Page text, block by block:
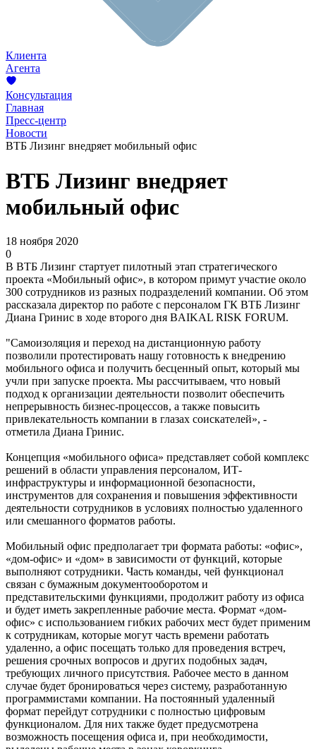
Клиента
Агента
Консультация
Главная
Пресс-центр
Новости
ВТБ Лизинг внедряет мобильный офис
ВТБ Лизинг внедряет
мобильный офис
18 ноября 2020
0
В ВТБ Лизинг стартует пилотный этап стратегического
проекта «Мобильный офис», в котором примут участие около
300 сотрудников из разных подразделений компании. Об этом
рассказала директор по работе с персоналом ГК ВТБ Лизинг
Диана Гринис в ходе второго дня BAIKAL RISK FORUM.
"Самоизоляция и переход на дистанционную работу
позволили протестировать нашу готовность к внедрению
мобильного офиса и получить бесценный опыт, который мы
учли при запуске проекта. Мы рассчитываем, что новый
подход к организации деятельности позволит обеспечить
непрерывность бизнес-процессов, а также повысить
привлекательность компании в глазах соискателей», -
отметила Диана Гринис.
Концепция «мобильного офиса» представляет собой комплекс
решений в области управления персоналом, ИТ-
инфраструктуры и информационной безопасности,
инструментов для сохранения и повышения эффективности
деятельности сотрудников в условиях полностью удаленного
или смешанного форматов работы.
Мобильный офис предполагает три формата работы: «офис»,
«дом-офис» и «дом» в зависимости от функций, которые
выполняют сотрудники. Часть команды, чей функционал
связан с бумажным документооборотом и
представительскими функциями, продолжит работу из офиса
и будет иметь закрепленные рабочие места. Формат «дом-
офис» с использованием гибких рабочих мест будет применим
к сотрудникам, которые могут часть времени работать
удаленно, а офис посещать только для проведения встреч,
решения срочных вопросов и других подобных задач,
требующих личного присутствия. Рабочее место в данном
случае будет бронироваться через систему, разработанную
программистами компании. На постоянный удаленный
формат перейдут сотрудники с полностью цифровым
функционалом. Для них также будет предусмотрена
возможность посещения офиса и, при необходимости,